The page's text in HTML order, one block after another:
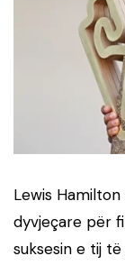
Lewis
dyvjeçare për
suksesin e tij